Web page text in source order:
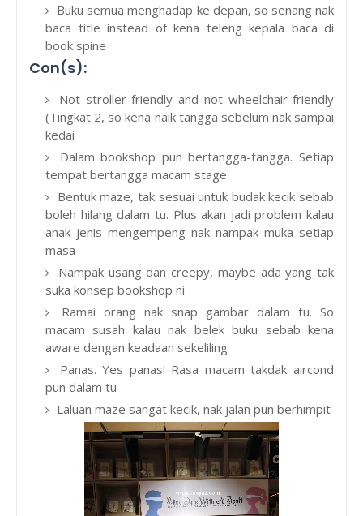
Buku semua menghadap ke depan, so senang nak
baca title instead of kena teleng kepala baca di
book spine
Con(s):
Not stroller-friendly and not wheelchair-friendly
(Tingkat 2, so kena naik tangga sebelum nak sampai
kedai
Dalam bookshop pun bertangga-tangga. Setiap
tempat bertangga macam stage
Bentuk maze, tak sesuai untuk budak kecik sebab
boleh hilang dalam tu. Plus akan jadi problem kalau
anak jenis mengempeng nak nampak muka setiap
masa
Nampak usang dan creepy, maybe ada yang tak
suka konsep bookshop ni
Ramai orang nak snap gambar dalam tu. So
macam susah kalau nak belek buku sebab kena
aware dengan keadaan sekeliling
Panas. Yes panas! Rasa macam takdak aircond
pun dalam tu
Laluan maze sangat kecik, nak jalan pun berhimpit